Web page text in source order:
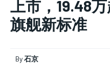
上市，19.48
旗舰新标准
By石京